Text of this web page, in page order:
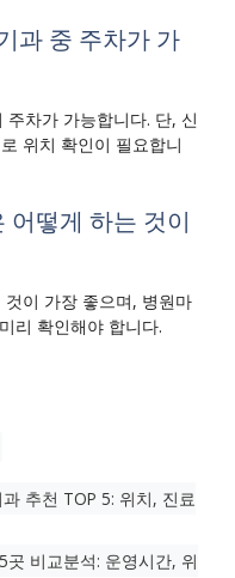
과 중 주차가 가
차가 가능합니다. 단, 신
위치 확인이 필요합니
어떻게 하는 것이
이 가장 좋으며, 병원마
리 확인해야 합니다.
추천 TOP 5: 위치, 진료
비교분석: 운영시간, 위